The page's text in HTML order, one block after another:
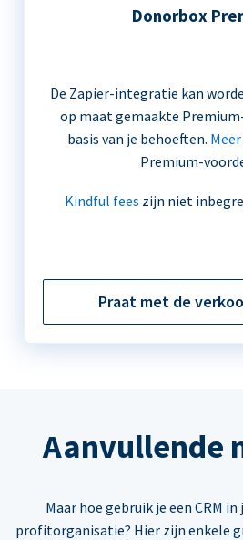
Donorbox
De Zapier-integratie kan
op maat gemaakte
basis van je behoeften.
Premium-
Kindful fees zijn niet
Praat met de
Aanvullende
Maar hoe gebruik je een CRM
profitorganisatie? Hier zijn enkele